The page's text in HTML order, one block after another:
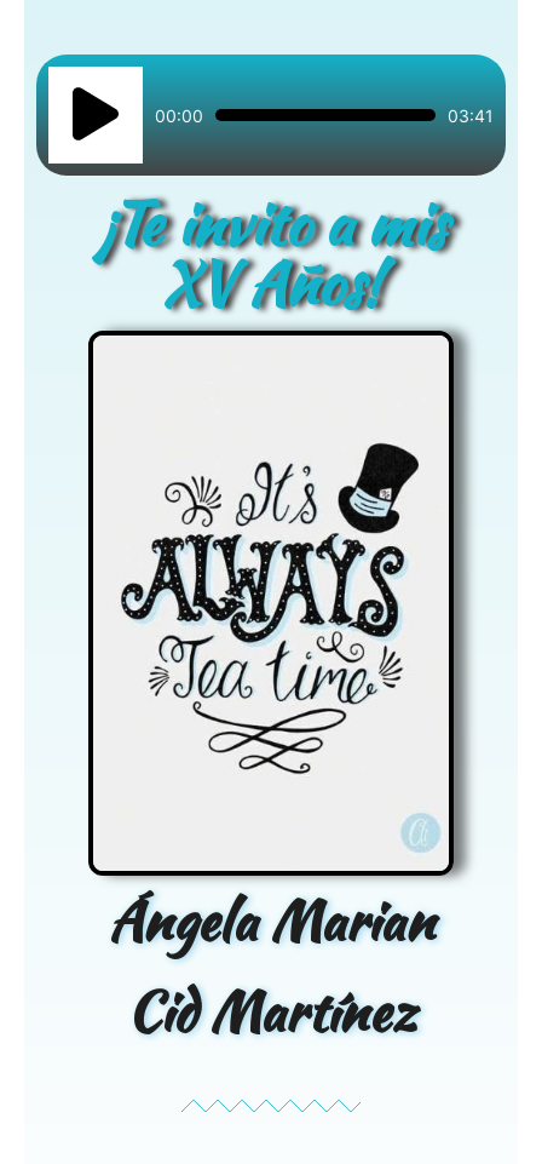
audio
00:00 03:41
¡Te invito a mis
XV Años!
Ángela Marian
Cid Martínez